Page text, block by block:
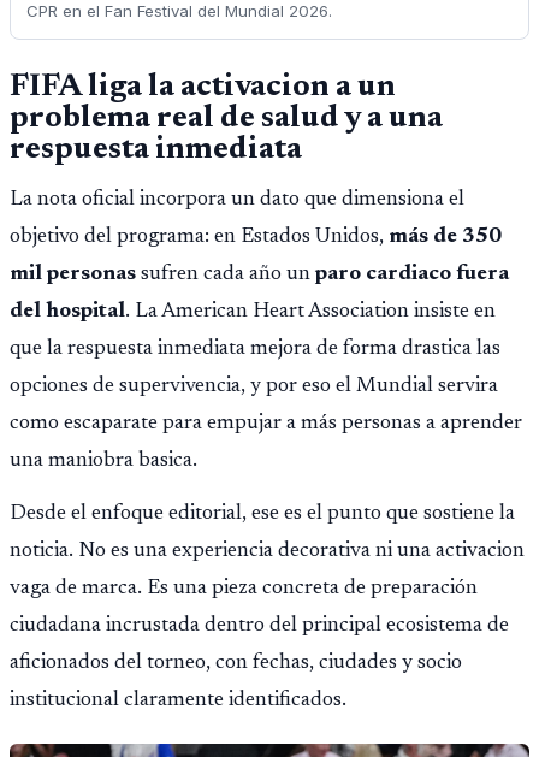
CPR en el Fan Festival del Mundial 2026.
FIFA liga la activacion a un
problema real de salud y a una
respuesta inmediata
La nota oficial incorpora un dato que dimensiona el
objetivo del programa: en Estados Unidos, más de 350
mil personas sufren cada año un paro cardiaco fuera
del hospital. La American Heart Association insiste en
que la respuesta inmediata mejora de forma drastica las
opciones de supervivencia, y por eso el Mundial servira
como escaparate para empujar a más personas a aprender
una maniobra basica.
Desde el enfoque editorial, ese es el punto que sostiene la
noticia. No es una experiencia decorativa ni una activacion
vaga de marca. Es una pieza concreta de preparación
ciudadana incrustada dentro del principal ecosistema de
aficionados del torneo, con fechas, ciudades y socio
institucional claramente identificados.